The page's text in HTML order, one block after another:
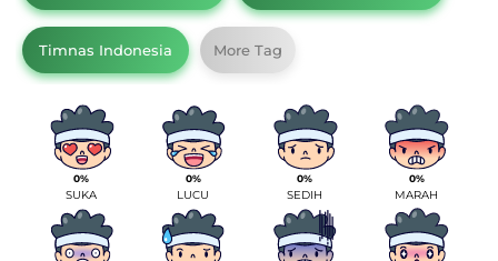
Timnas Indonesia More Tag
0%
SUKA
0%
LUCU
0%
SEDIH
0%
MARAH